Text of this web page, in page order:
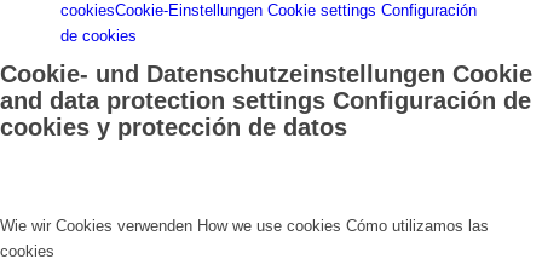
cookiesCookie-Einstellungen Cookie settings Configuración
de cookies
Cookie- und Datenschutzeinstellungen Cookie
and data protection settings Configuración de
cookies y protección de datos
Wie wir Cookies verwenden How we use cookies Cómo utilizamos las
cookies